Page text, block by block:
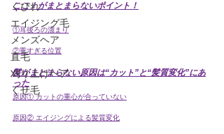
くびれ
エイジング毛
メンズヘア
直毛
刈り上げヘア
くせ毛
ここ！がまとまらないポイント！
①耳後ろの溜まり
②重すぎる位置
髪がまとまらない原因は“カット”と“髪質変化”にあ
った
原因① カットの重心が合っていない
原因② エイジングによる髪質変化